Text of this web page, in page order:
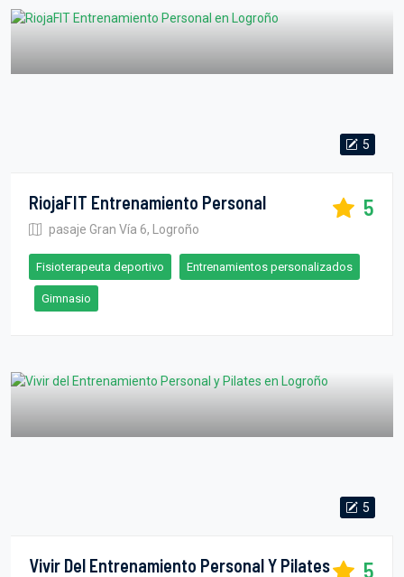
5
RiojaFIT Entrenamiento Personal
pasaje Gran Vía 6, Logroño
5
Fisioterapeuta deportivo Entrenamientos personalizados
Gimnasio
5
Vivir Del Entrenamiento Personal Y Pilates 5